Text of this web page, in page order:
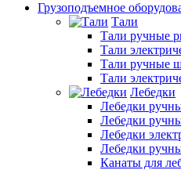
Грузоподъемное
Тали
Тали ручные
Тали
Тали ручные
Тали
Лебедки
Лебедки
Лебедки
Лебедки
Лебедки
Канаты для